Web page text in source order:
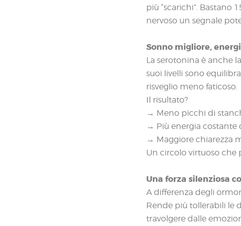
più “scarichi”. Bastano
nervoso un segnale
Sonno migliore,
La serotonina è anche
suoi livelli sono
risveglio meno faticoso.
Il risultato?
→ Meno picchi di
→ Più energia costante
→ Maggiore chiarezza
Un circolo virtuoso che
Una forza silenziosa
A differenza degli
Rende più tollerabili le
travolgere dalle